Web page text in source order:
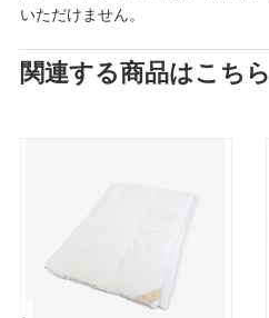
いただけません。
関連する商品はこちら